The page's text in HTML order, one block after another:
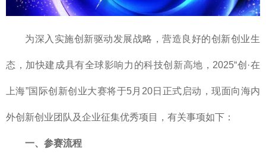
为深入实施创新驱动发展战略，营造良好的创新创业生
态，加快建成具有全球影响力的科技创新高地，2025“创·在
上海”国际创新创业大赛将于5月20日正式启动，现面向海内
外创新创业团队及企业征集优秀项目，有关事项如下：
一、参赛流程